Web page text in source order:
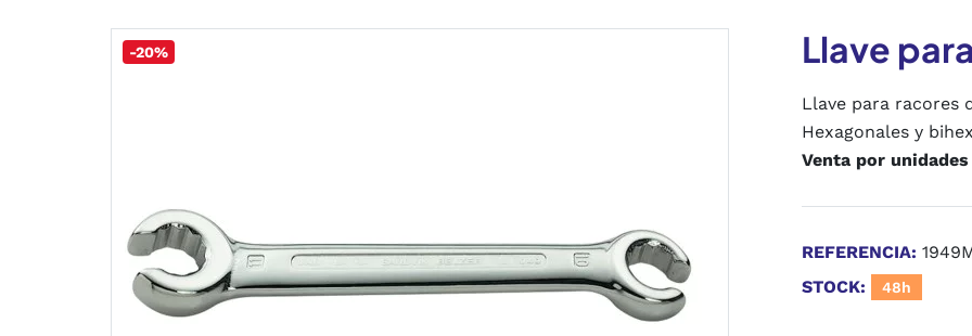
-20% Llave
Llave para racores
Hexagonales y
Venta por unidades
REFERENCIA:
STOCK:
48h